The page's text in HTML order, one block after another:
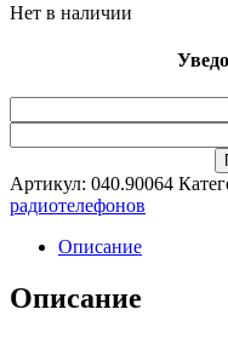
Нет в наличии
Артикул: 040.90064
радиотелефонов
Описание
Описание